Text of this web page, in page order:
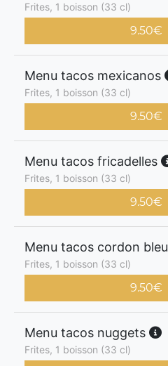
Frites, 1 boisson (33 cl)
9.50€
Menu tacos mexicanos
Frites, 1 boisson (33 cl)
9.50€
Menu tacos fricadelles
Frites, 1 boisson (33 cl)
9.50€
Menu tacos cordon bleu
Frites, 1 boisson (33 cl)
9.50€
Menu tacos nuggets
Frites, 1 boisson (33 cl)